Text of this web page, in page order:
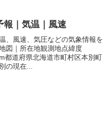
報｜気温｜風速
、風速、気圧などの気象情報を
図｜所在地観測地点緯度
都道府県北海道市町村区本別町
の現在...